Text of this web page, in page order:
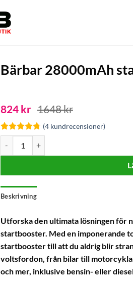
Bärbar 28000mAh
824 kr 1648kr
Betygsatt
4.75
av 5
baserat på
4
(4kundrecensioner)
Beskrivning
Utforska den ultimata lösningen för
startbooster. Med en imponerande
startbooster till att du aldrig blir
voltsfordon, från bilar till
och mer, inklusive bensin- eller